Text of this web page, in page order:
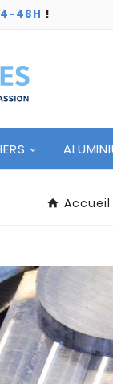
48H !
Accueil